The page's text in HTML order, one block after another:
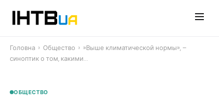
Головна › Общество › ​»Выше климатической нормы», –
синоптик о том, какими…
ОБЩЕСТВО